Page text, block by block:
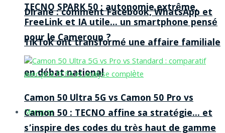
Dirane : comment Facebook, WhatsApp et
TikTok ont transformé une affaire familiale
en débat national
Marques
TECNO SPARK 50 : autonomie extrême,
FreeLink et IA utile… un smartphone pensé
pour le Cameroun ?
Camon 50 Ultra 5G vs Camon 50 Pro vs
Camon 50 : TECNO affine sa stratégie… et
s’inspire des codes du très haut de gamme